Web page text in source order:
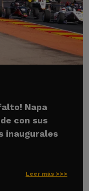
Napa
con sus
inaugurales
Leer más >>>